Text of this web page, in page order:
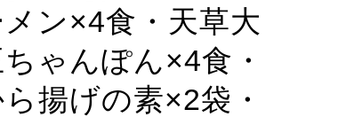
メン×4食・天草大
ゃんぽん×4食・
揚げの素×2袋・